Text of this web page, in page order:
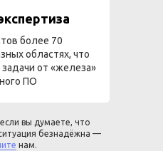
более 70
областях, что
от «железа»
ПО
вы думаете, что
безнадёжна —
нам.